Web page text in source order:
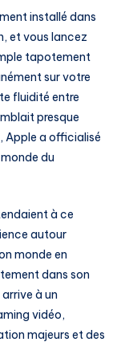
installé dans
et vous lancez
tapotement
sur votre
fluidité entre
presque
Apple a officialisé
du
à ce
autour
monde en
dans son
à un
vidéo,
majeurs et des